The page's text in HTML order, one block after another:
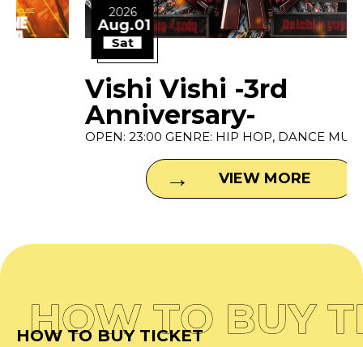
2026
Aug.01
Sat
Vishi Vishi -3rd
Anniversary-
OPEN: 23:00 GENRE: HIP HOP, DANCE MUSIC P...
VIEW MORE
HOW TO BUY
HOW TO BUY TICKET